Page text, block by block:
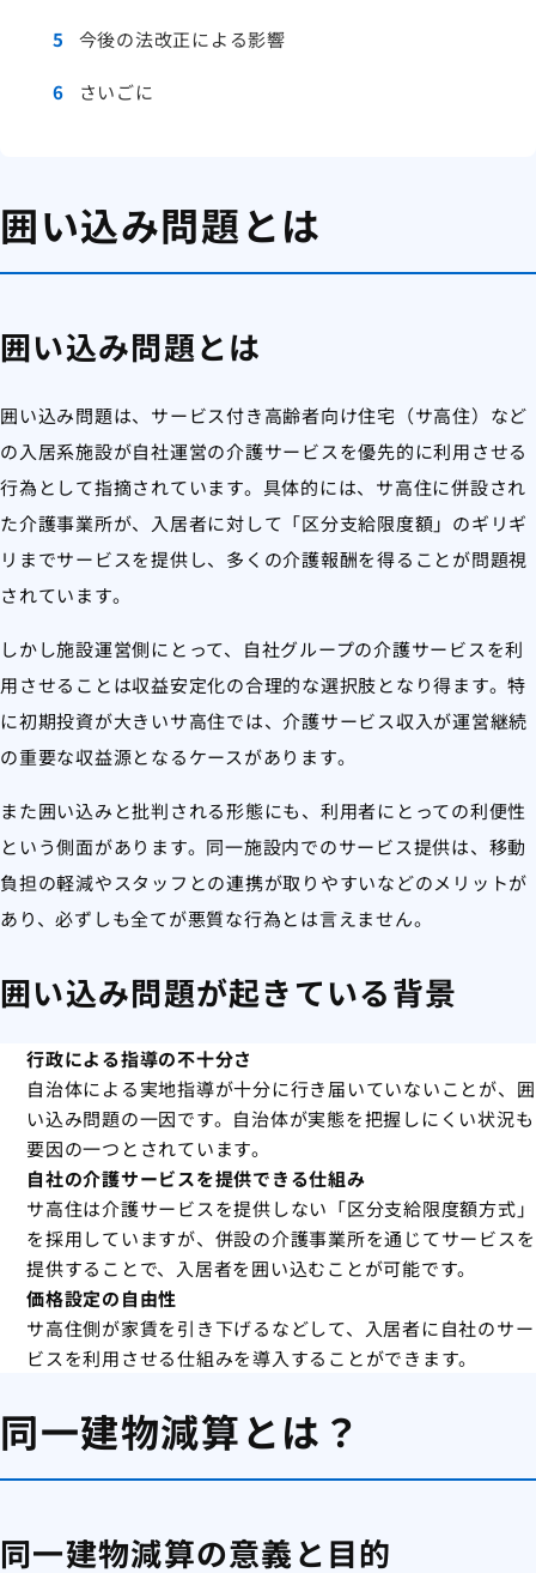
5 今後の法改正による影響
6 さいごに
囲い込み問題とは
囲い込み問題とは
囲い込み問題は、サービス付き高齢者向け住宅（サ高住）など
の入居系施設が自社運営の介護サービスを優先的に利用させる
行為として指摘されています。具体的には、サ高住に併設され
た介護事業所が、入居者に対して「区分支給限度額」のギリギ
リまでサービスを提供し、多くの介護報酬を得ることが問題視
されています。
しかし施設運営側にとって、自社グループの介護サービスを利
用させることは収益安定化の合理的な選択肢となり得ます。特
に初期投資が大きいサ高住では、介護サービス収入が運営継続
の重要な収益源となるケースがあります。
また囲い込みと批判される形態にも、利用者にとっての利便性
という側面があります。同一施設内でのサービス提供は、移動
負担の軽減やスタッフとの連携が取りやすいなどのメリットが
あり、必ずしも全てが悪質な行為とは言えません。
囲い込み問題が起きている背景
行政による指導の不十分さ
自治体による実地指導が十分に行き届いていないことが、囲
い込み問題の一因です。自治体が実態を把握しにくい状況も
要因の一つとされています。
自社の介護サービスを提供できる仕組み
サ高住は介護サービスを提供しない「区分支給限度額方式」
を採用していますが、併設の介護事業所を通じてサービスを
提供することで、入居者を囲い込むことが可能です。
価格設定の自由性
サ高住側が家賃を引き下げるなどして、入居者に自社のサー
ビスを利用させる仕組みを導入することができます。
同一建物減算とは？
同一建物減算の意義と目的